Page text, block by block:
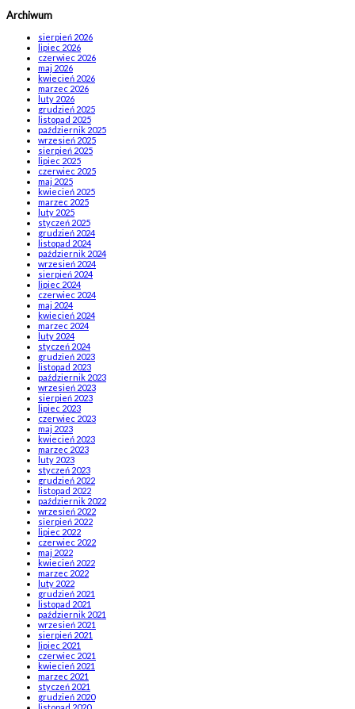
Archiwum
sierpień 2026
lipiec 2026
czerwiec 2026
maj 2026
kwiecień 2026
marzec 2026
luty 2026
grudzień 2025
listopad 2025
październik 2025
wrzesień 2025
sierpień 2025
lipiec 2025
czerwiec 2025
maj 2025
kwiecień 2025
marzec 2025
luty 2025
styczeń 2025
grudzień 2024
listopad 2024
październik 2024
wrzesień 2024
sierpień 2024
lipiec 2024
czerwiec 2024
maj 2024
kwiecień 2024
marzec 2024
luty 2024
styczeń 2024
grudzień 2023
listopad 2023
październik 2023
wrzesień 2023
sierpień 2023
lipiec 2023
czerwiec 2023
maj 2023
kwiecień 2023
marzec 2023
luty 2023
styczeń 2023
grudzień 2022
listopad 2022
październik 2022
wrzesień 2022
sierpień 2022
lipiec 2022
czerwiec 2022
maj 2022
kwiecień 2022
marzec 2022
luty 2022
grudzień 2021
listopad 2021
październik 2021
wrzesień 2021
sierpień 2021
lipiec 2021
czerwiec 2021
kwiecień 2021
marzec 2021
styczeń 2021
grudzień 2020